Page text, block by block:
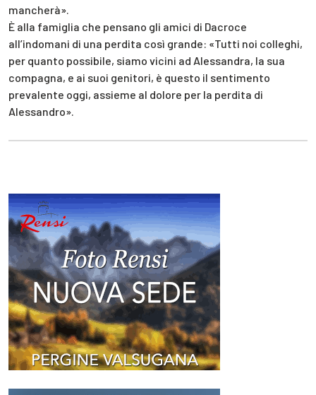
mancherà».
È alla famiglia che pensano gli amici di Dacroce
all’indomani di una perdita così grande: «Tutti noi colleghi,
per quanto possibile, siamo vicini ad Alessandra, la sua
compagna, e ai suoi genitori, è questo il sentimento
prevalente oggi, assieme al dolore per la perdita di
Alessandro».